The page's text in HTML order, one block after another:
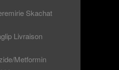
Skachat
Livraison
Metformin